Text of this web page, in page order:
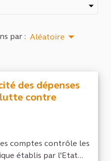
par : Aléatoire
des dépenses
lutte contre
comptes contrôle les
établis par l'Etat...